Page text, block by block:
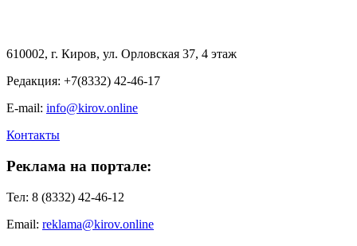
610002, г. Киров, ул. Орловская 37, 4 этаж
Редакция: +7(8332) 42-46-17
E-mail: info@kirov.online
Контакты
Реклама на портале:
Тел: 8 (8332) 42-46-12
Email: reklama@kirov.online